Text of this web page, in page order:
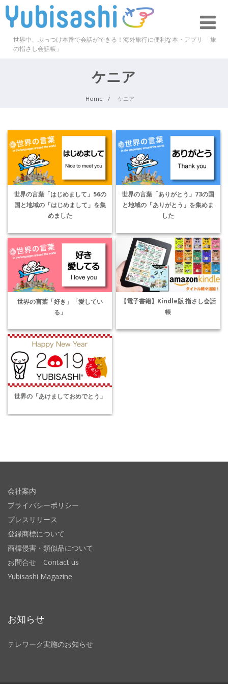
世界中、ぶっつけ本番で会話ができる！海外旅行に便利な本・アプリ 「旅
の指さし会話帳」
ケニア
Home ケニア
世界の言葉「はじめまして」56の
国と地域の「はじめまして」を集
めました
世界の言葉「ありがとう」73の国
と地域の「ありがとう」を集めま
した
世界の言葉「好き」「愛してい
る」
【電子書籍】Kindle版 指さし会話
帳
世界の「あけましておめでとう」
会社案内
プライバシーポリシー
プレスリリース
登録商標について
商標侵害・類似品について
お問合せ Contact us
Yubisashi Magazine
お知らせ
テレワーク実施のお知らせ